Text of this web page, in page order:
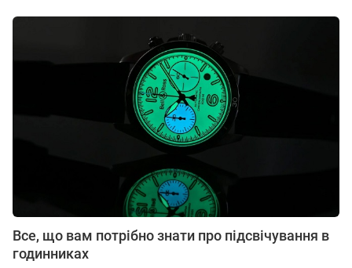
Все, що вам потрібно знати про підсвічування в
годинниках